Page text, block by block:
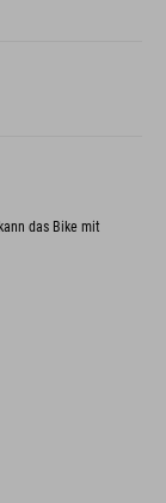
das Bike mit